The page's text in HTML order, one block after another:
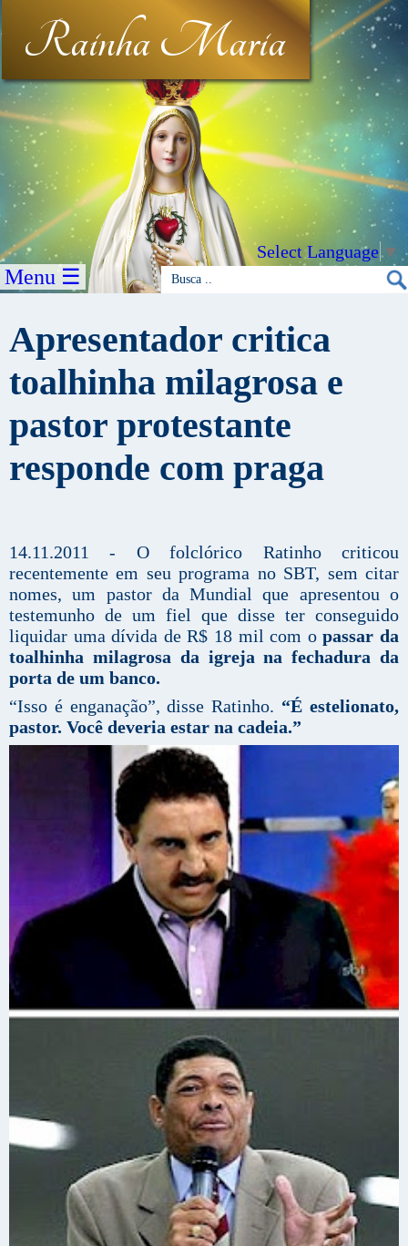
Rainha Maria
Select Language▼
Menu ☰
Apresentador critica
toalhinha milagrosa e
pastor protestante
responde com praga
14.11.2011 - O folclórico Ratinho criticou
recentemente em seu programa no SBT, sem citar
nomes, um pastor da Mundial que apresentou o
testemunho de um fiel que disse ter conseguido
liquidar uma dívida de R$ 18 mil com opassar da
toalhinha milagrosa da igreja na fechadura da
porta de um banco.
“Isso é enganação”, disse Ratinho. “É estelionato,
pastor. Você deveria estar na cadeia.”